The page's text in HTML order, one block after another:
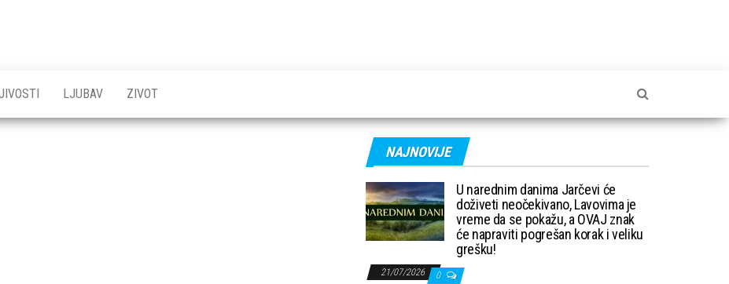
LJUBAV ZIVOT
NAJNOVIJE
U narednim danima Jarčevi će
doživeti neočekivano, Lavovima je
vreme da se pokažu, a OVAJ znak
će napraviti pogrešan korak i veliku
grešku!
21/07/2026 0